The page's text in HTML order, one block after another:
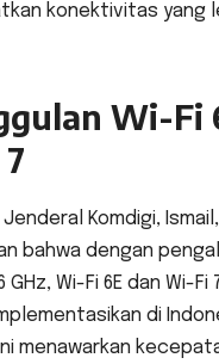
konektivitas yang
Wi-Fi
Komdigi, Ismail,
bahwa dengan
Wi-Fi 6E dan Wi-Fi
di
menawarkan